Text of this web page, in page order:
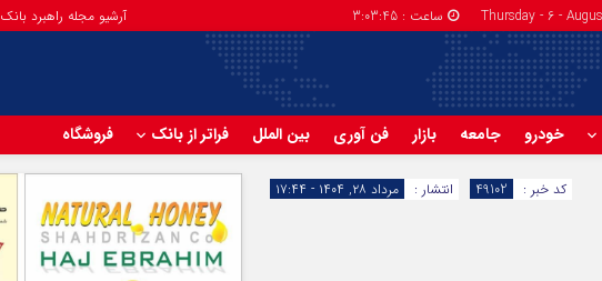
ساعت : 3:03:46 آرشیو مجله راهبرد بانک
خودرو جامعه بازار فن آوری بین الملل فراتر از بانک فروشگاه
اینستاگرام
تلگرام
آپارات
انتشار : مرداد ۲۸, ۱۴۰۴ - ۱۷:۴۴ کد خبر : 49102